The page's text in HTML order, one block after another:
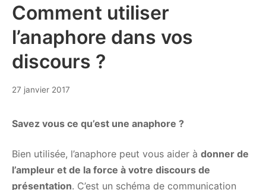
on
arrête
maintenant
Comment utiliser
l’anaphore dans vos
discours ?
27 janvier 2017
Savez vous ce qu’est une anaphore ?
Bien utilisée, l’anaphore peut vous aider à donner de
l’ampleur et de la force à votre discours de
présentation. C’est un schéma de communication